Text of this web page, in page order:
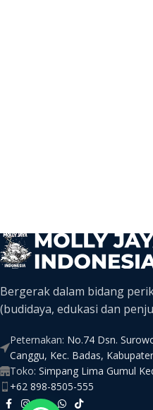
Bergerak dalam bidang
(budidaya, edukasi dan
Peternakan: No.74 Dsn.
Canggu, Kec. Badas,
Toko: Simpang Lima Gumul
+62 898-8505-555